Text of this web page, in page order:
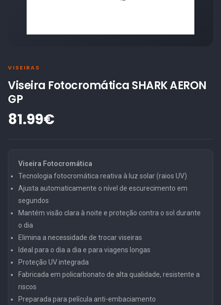
VISEIRAS
Viseira Fotocromática SHARK AERON
GP
81.99€
Viseira Fotocromática
Tecnologia fotocromática reativa à luz solar (raios UV)
Ajusta automaticamente o nível de escurecimento em
segundos
Mantém visão clara à noite e proteção contra o sol durante
o dia
Elimina a necessidade de trocar viseiras
Ideal para o dia a dia e para viagens longas
Proteção UV integrada
Fabricada em policarbonato de alta qualidade, resistente a
riscos
Preparada para película anti-embaciamento